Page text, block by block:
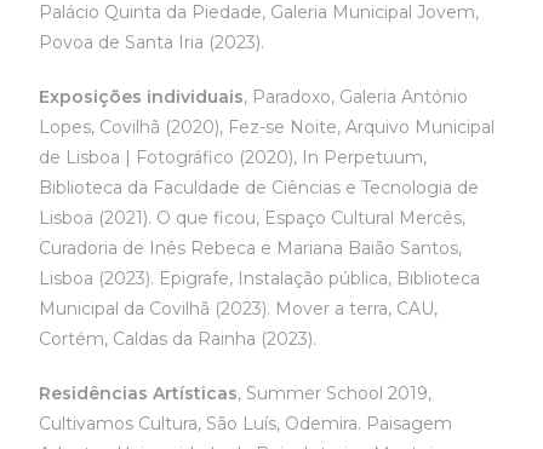
Palácio Quinta da Piedade, Galeria Municipal Jovem,
Povoa de Santa Iria (2023).
Exposições individuais, Paradoxo, Galeria António
Lopes, Covilhã (2020), Fez-se Noite, Arquivo Municipal
de Lisboa | Fotográfico (2020), In Perpetuum,
Biblioteca da Faculdade de Ciências e Tecnologia de
Lisboa (2021). O que ficou, Espaço Cultural Mercês,
Curadoria de Inês Rebeca e Mariana Baião Santos,
Lisboa (2023). Epigrafe, Instalação pública, Biblioteca
Municipal da Covilhã (2023). Mover a terra, CAU,
Cortém, Caldas da Rainha (2023).
Residências Artísticas, Summer School 2019,
Cultivamos Cultura, São Luís, Odemira. Paisagem